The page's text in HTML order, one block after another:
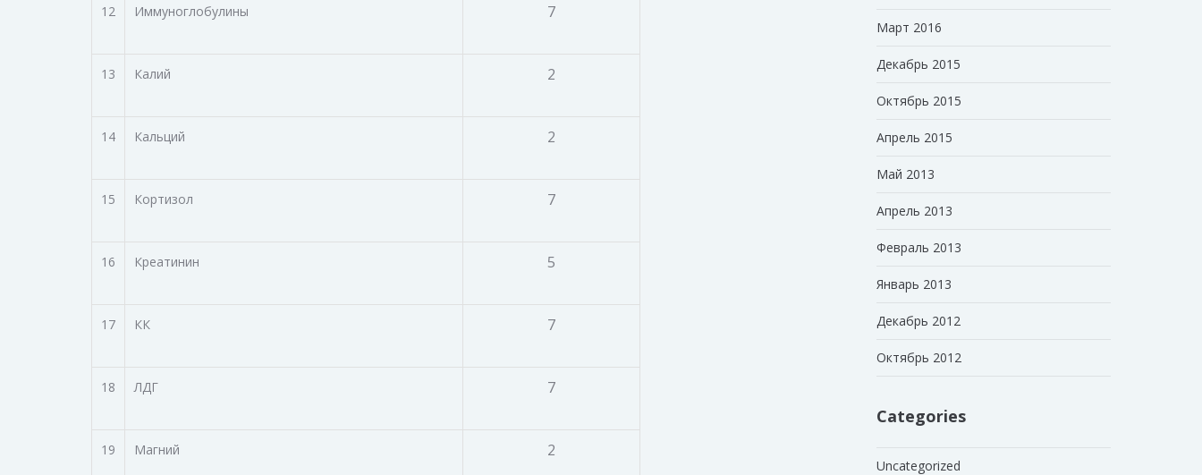
12 Иммуноглобулины 7
13 Калий 2
14 Кальций 2
15 Кортизол 7
16 Креатинин 5
17 КК 7
18 ЛДГ 7
19 Магний 2
Март 2016
Декабрь 2015
Октябрь 2015
Апрель 2015
Май 2013
Апрель 2013
Февраль 2013
Январь 2013
Декабрь 2012
Октябрь 2012
Categories
Uncategorized